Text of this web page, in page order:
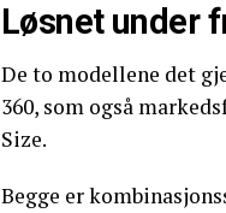
Løsnet under
De to modellene det
360, som også
Size.
Begge er